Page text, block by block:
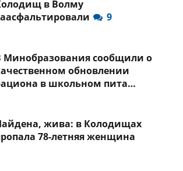
в Волму
9
Минобразования сообщили о
обновлении
в школьном пита…
жива: в Колодищах
78-летняя женщина